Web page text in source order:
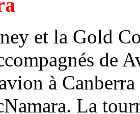
et la Gold
de
à
La